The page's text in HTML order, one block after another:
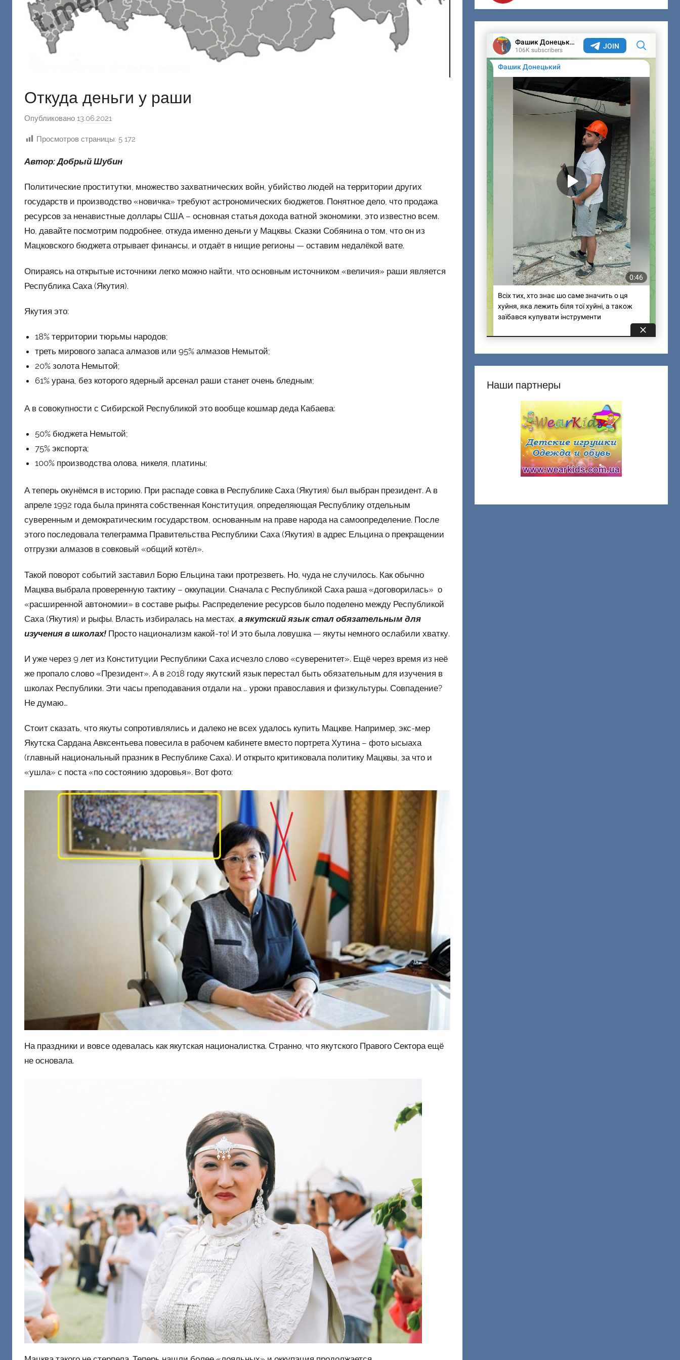
Откуда деньги у раши
Опубликовано 13.06.2021
т
о
о
ш
и
Д
о
к
и
й
Просмотров страницы: 5 172
Автор: Добрый Шубин
Политические проститутки, множество захватнических войн, убийство людей на территории других
государств и производство «новичка» требуют астрономических бюджетов. Понятное дело, что продажа
ресурсов за ненавистные доллары США – основная статья дохода ватной экономики, это известно всем.
Но, давайте посмотрим подробнее, откуда именно деньги у Мацквы. Сказки Собянина о том, что он из
Мацковского бюджета отрывает финансы, и отдаёт в нищие регионы — оставим недалёкой вате.
Опираясь на открытые источники легко можно найти, что основным источником «величия» раши является
Республика Саха (Якутия).
Якутия это:
18% территории тюрьмы народов;
треть мирового запаса алмазов или 95% алмазов Немытой;
20% золота Немытой;
61% урана, без которого ядерный арсенал раши станет очень бледным;
А в совокупности с Сибирской Республикой это вообще кошмар деда Кабаева:
50% бюджета Немытой;
75% экспорта;
100% производства олова, никеля, платины;
А теперь окунёмся в историю. При распаде совка в Республике Саха (Якутия) был выбран президент. А в
апреле 1992 года была принята собственная Конституция, определяющая Республику отдельным
суверенным и демократическим государством, основанным на праве народа на самоопределение. После
этого последовала телеграмма Правительства Республики Саха (Якутия) в адрес Ельцина о прекращении
отгрузки алмазов в совковый «общий котёл».
Такой поворот событий заставил Борю Ельцина таки протрезветь. Но, чуда не случилось. Как обычно
Мацква выбрала проверенную тактику – оккупации. Сначала с Республикой Саха раша «договорилась» о
«расширенной автономии» в составе рыфы. Распределение ресурсов было поделено между Республикой
Саха (Якутия) и рыфы. Власть избиралась на местах, а якутский язык стал обязательным для
изучения в школах! Просто национализм какой-то! И это была ловушка — якуты немного ослабили хватку.
И уже через 9 лет из Конституции Республики Саха исчезло слово «суверенитет». Ещё через время из неё
же пропало слово «Президент». А в 2018 году якутский язык перестал быть обязательным для изучения в
школах Республики. Эти часы преподавания отдали на … уроки православия и физкультуры. Совпадение?
Не думаю…
Стоит сказать, что якуты сопротивлялись и далеко не всех удалось купить Мацкве. Например, экс-мер
Якутска Сардана Авксентьева повесила в рабочем кабинете вместо портрета Хутина – фото ысыаха
(главный национальный празник в Республике Саха). И открыто критиковала политику Мацквы, за что и
«ушла» с поста «по состоянию здоровья». Вот фото:
На праздники и вовсе одевалась как якутская националистка. Странно, что якутского Правого Сектора ещё
не основала.
Наши партнеры